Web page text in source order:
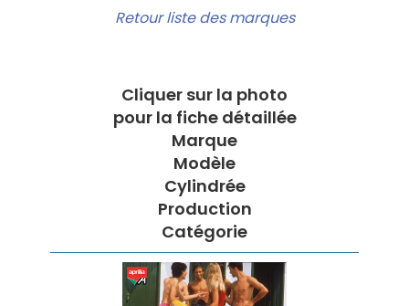
Retour liste des marques
Cliquer sur la photo
pour la fiche détaillée
Marque
Modèle
Cylindrée
Production
Catégorie